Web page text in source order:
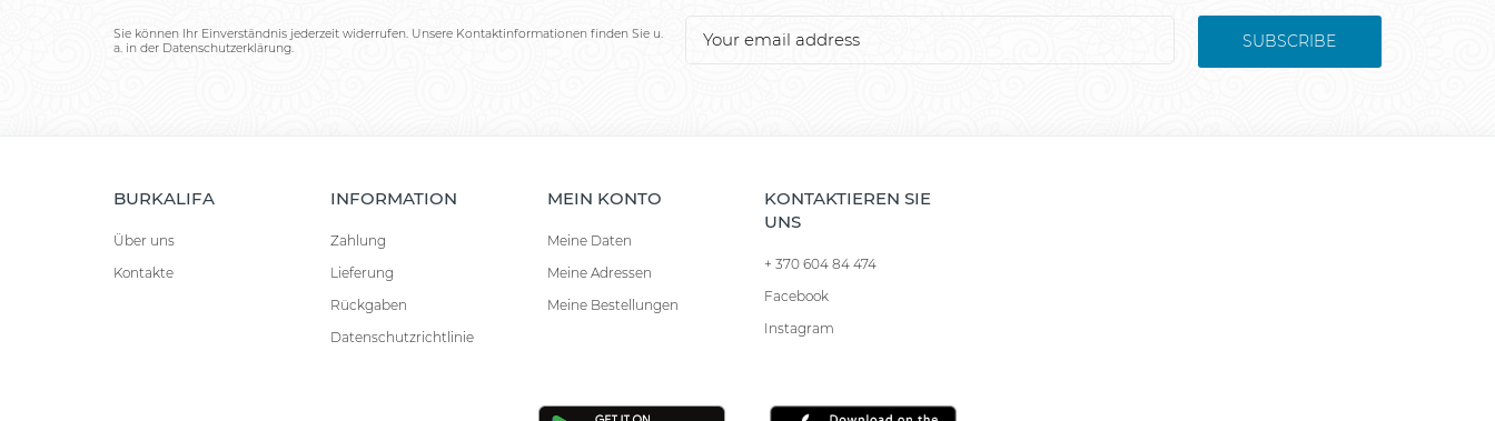
Sie können Ihr Einverständnis jederzeit widerrufen. Unsere Kontaktinformationen finden Sie u.
a. in der Datenschutzerklärung.
SUBSCRIBE
BURKALIFA
Über uns
Kontakte
INFORMATION
Zahlung
Lieferung
Rückgaben
Datenschutzrichtlinie
MEIN KONTO
Meine Daten
Meine Adressen
Meine Bestellungen
KONTAKTIEREN SIE
UNS
+ 370 604 84 474
Facebook
Instagram